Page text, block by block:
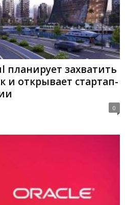
планирует захватить
и открывает стартап-
0